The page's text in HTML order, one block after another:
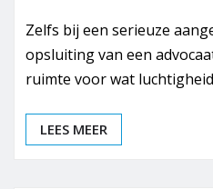
Zelfs bij een serieuze
opsluiting van een
ruimte voor wat
LEES MEER